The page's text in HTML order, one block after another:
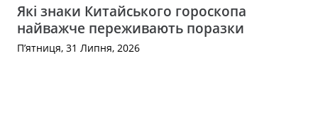
Які знаки Китайського гороскопа
найважче переживають поразки
П’ятниця, 31 Липня, 2026